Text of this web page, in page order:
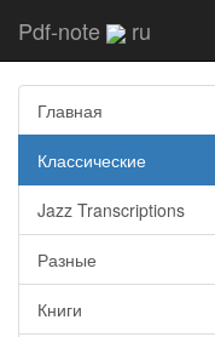
Pdf-note ru
Главная
Классические
Jazz Transcriptions
Разные
Книги